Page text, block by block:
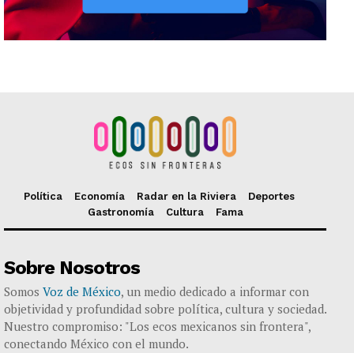
Política Economía Radar en la Riviera
Deportes
Gastronomía
Cultura Fama
Sobre Nosotros
Somos Voz de México, un medio dedicado a informar con
objetividad y profundidad sobre política, cultura y sociedad.
Nuestro compromiso: "Los ecos mexicanos sin frontera",
conectando México con el mundo.